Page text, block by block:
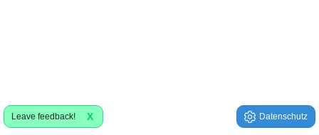
Leave feedback! X Datenschutz